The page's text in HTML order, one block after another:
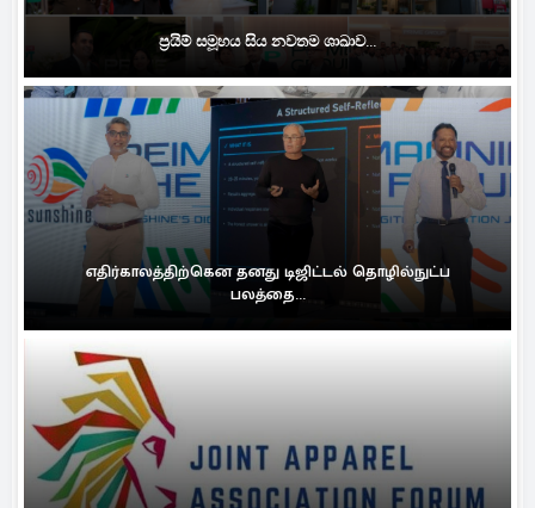
ප්‍රයිම් සමූහය සිය නවතම ශාඛාව...
எதிர்காலத்திற்கென தனது டிஜிட்டல் தொழில்நுட்ப
பலத்தை...